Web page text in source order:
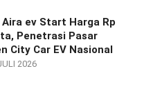
Aira ev Start Harga Rp
Penetrasi Pasar
City Car EV Nasional
2026